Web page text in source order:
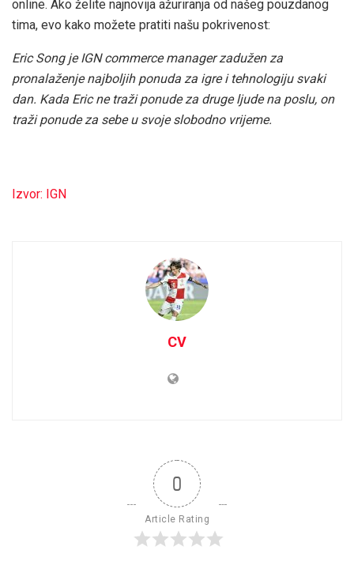
online. Ako želite najnovija ažuriranja od našeg pouzdanog
tima, evo kako možete pratiti našu pokrivenost:
Eric Song je IGN commerce manager zadužen za
pronalaženje najboljih ponuda za igre i tehnologiju svaki
dan. Kada Eric ne traži ponude za druge ljude na poslu, on
traži ponude za sebe u svoje slobodno vrijeme.
Izvor: IGN
CV
0
Article Rating